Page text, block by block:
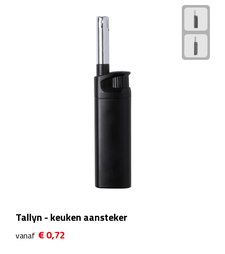
Laptop rugzakken
Promo rugzakjes
Tallyn - keuken aansteker
vanaf € 0,72